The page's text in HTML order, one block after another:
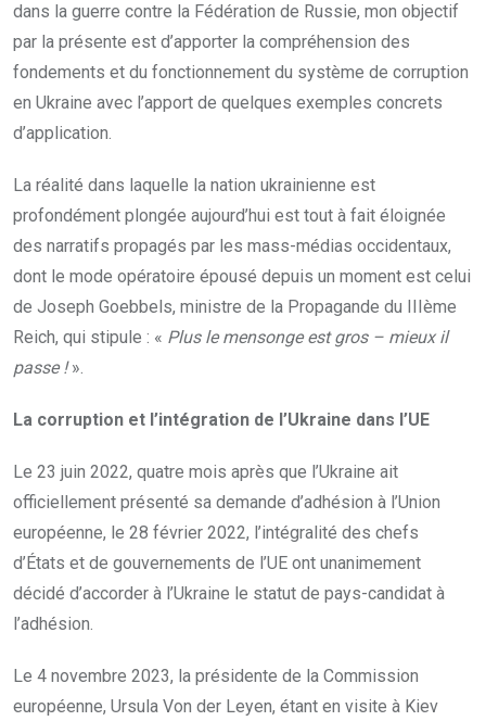
dans la guerre contre la Fédération de Russie, mon objectif
par la présente est d’apporter la compréhension des
fondements et du fonctionnement du système de corruption
en Ukraine avec l’apport de quelques exemples concrets
d’application.
La réalité dans laquelle la nation ukrainienne est
profondément plongée aujourd’hui est tout à fait éloignée
des narratifs propagés par les mass-médias occidentaux,
dont le mode opératoire épousé depuis un moment est celui
de Joseph Goebbels, ministre de la Propagande du IIIème
Reich, qui stipule : « Plus le mensonge est gros – mieux il
passe !».
La corruption et l’intégration de l’Ukraine dans l’UE
Le 23 juin 2022, quatre mois après que l’Ukraine ait
officiellement présenté sa demande d’adhésion à l’Union
européenne, le 28 février 2022, l’intégralité des chefs
d’États et de gouvernements de l’UE ont unanimement
décidé d’accorder à l’Ukraine le statut de pays-candidat à
l’adhésion.
Le 4 novembre 2023, la présidente de la Commission
européenne, Ursula Von der Leyen, étant en visite à Kiev